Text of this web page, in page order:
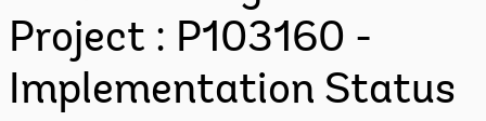
Project : P103160 -
Implementation Status